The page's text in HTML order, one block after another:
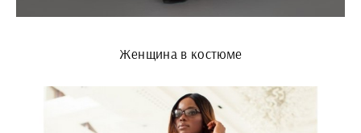
Женщина в костюме